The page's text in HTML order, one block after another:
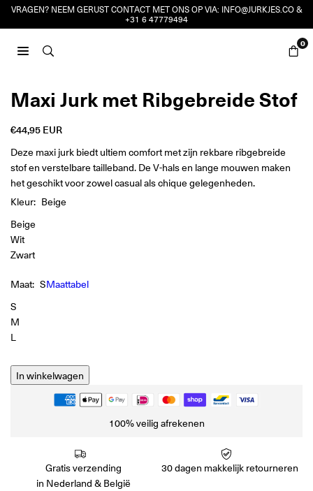
VRAGEN? NEEM GERUST CONTACT MET ONS OP VIA: INFO@JURKJES.CO&
+31 6 47779494
0
Maxi Jurk met Ribgebreide Stof
Reguliere
prijs
€44,95 EUR
Deze maxi jurk biedt ultiem comfort met zijn rekbare ribgebreide
stof en verstelbare tailleband. De V-hals en lange mouwen maken
het geschikt voor zowel casual als chique gelegenheden.
Kleur: Beige
Beige
Wit
Zwart
Maat: SMaattabel
S
M
L
In winkelwagen
100% veilig afrekenen
Gratis verzending
in Nederland & België
30 dagen makkelijk retourneren